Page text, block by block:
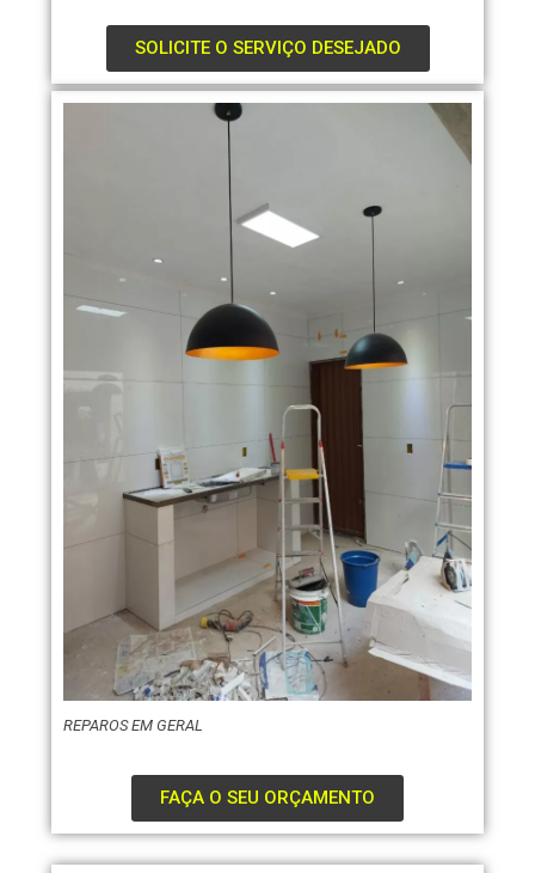
SOLICITE O SERVIÇO DESEJADO
REPAROS EM GERAL
FAÇA O SEU ORÇAMENTO